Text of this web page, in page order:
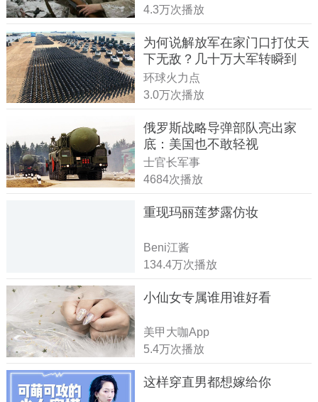
4.3万次播放
为何说解放军在家门口打仗天
下无敌？几十万大军转瞬到
达！
环球火力点
3.0万次播放
俄罗斯战略导弹部队亮出家
底：美国也不敢轻视
士官长军事
4684次播放
重现玛丽莲梦露仿妆
Beni江酱
134.4万次播放
小仙女专属谁用谁好看
美甲大咖App
5.4万次播放
这样穿直男都想嫁给你